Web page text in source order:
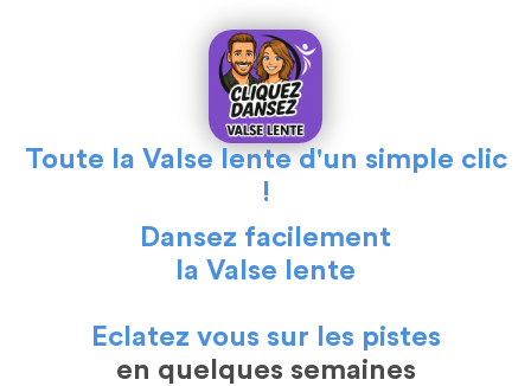
Toute la Valse lente d'un simple clic
!
Dansez facilement
la Valse lente
Eclatez vous sur les pistes
en quelques semaines